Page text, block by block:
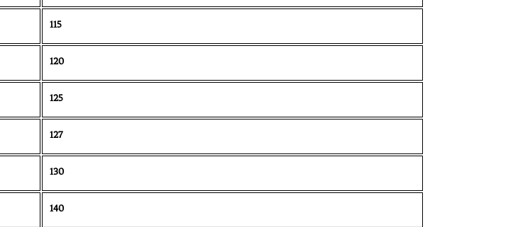
115
120
125
127
130
140